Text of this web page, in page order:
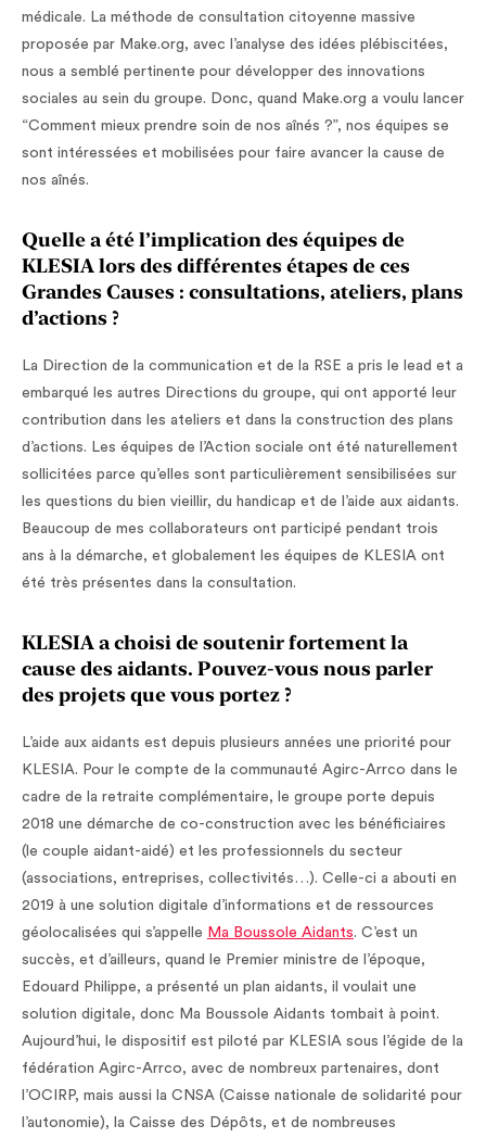
médicale. La méthode de consultation citoyenne massive
proposée par Make.org, avec l’analyse des idées plébiscitées,
nous a semblé pertinente pour développer des innovations
sociales au sein du groupe. Donc, quand Make.org a voulu lancer
“Comment mieux prendre soin de nos aînés ?”, nos équipes se
sont intéressées et mobilisées pour faire avancer la cause de
nos aînés.
Quelle a été l’implication des équipes de
KLESIA lors des différentes étapes de ces
Grandes Causes : consultations, ateliers, plans
d’actions ?
La Direction de la communication et de la RSE a pris le lead et a
embarqué les autres Directions du groupe, qui ont apporté leur
contribution dans les ateliers et dans la construction des plans
d’actions. Les équipes de l’Action sociale ont été naturellement
sollicitées parce qu’elles sont particulièrement sensibilisées sur
les questions du bien vieillir, du handicap et de l’aide aux aidants.
Beaucoup de mes collaborateurs ont participé pendant trois
ans à la démarche, et globalement les équipes de KLESIA ont
été très présentes dans la consultation.
KLESIA a choisi de soutenir fortement la
cause des aidants. Pouvez-vous nous parler
des projets que vous portez ?
L’aide aux aidants est depuis plusieurs années une priorité pour
KLESIA. Pour le compte de la communauté Agirc-Arrco dans le
cadre de la retraite complémentaire, le groupe porte depuis
2018 une démarche de co-construction avec les bénéficiaires
(le couple aidant-aidé) et les professionnels du secteur
(associations, entreprises, collectivités…). Celle-ci a abouti en
2019 à une solution digitale d’informations et de ressources
géolocalisées qui s’appelle Ma Boussole Aidants. C’est un
succès, et d’ailleurs, quand le Premier ministre de l’époque,
Edouard Philippe, a présenté un plan aidants, il voulait une
solution digitale, donc Ma Boussole Aidants tombait à point.
Aujourd’hui, le dispositif est piloté par KLESIA sous l’égide de la
fédération Agirc-Arrco, avec de nombreux partenaires, dont
l’OCIRP, mais aussi la CNSA (Caisse nationale de solidarité pour
l’autonomie), la Caisse des Dépôts, et de nombreuses